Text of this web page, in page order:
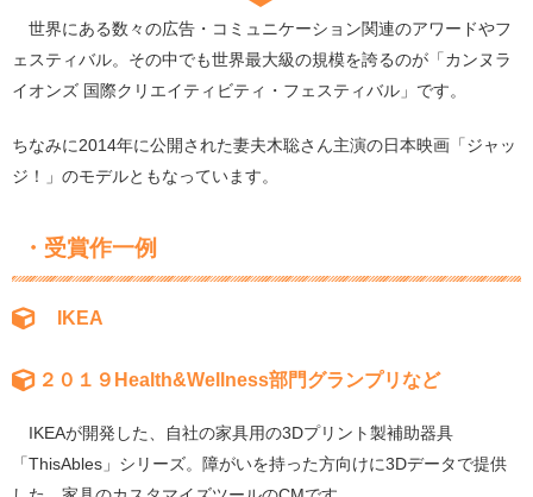
世界にある数々の広告・コミュニケーション関連のアワードやフ
ェスティバル。その中でも世界最大級の規模を誇るのが「カンヌラ
イオンズ 国際クリエイティビティ・フェスティバル」です。
ちなみに2014年に公開された妻夫木聡さん主演の日本映画「ジャッ
ジ！」のモデルともなっています。
・受賞作一例
IKEA
２０１９Health&Wellness部門グランプリなど
IKEAが開発した、自社の家具用の3Dプリント製補助器具
「ThisAbles」シリーズ。障がいを持った方向けに3Dデータで提供